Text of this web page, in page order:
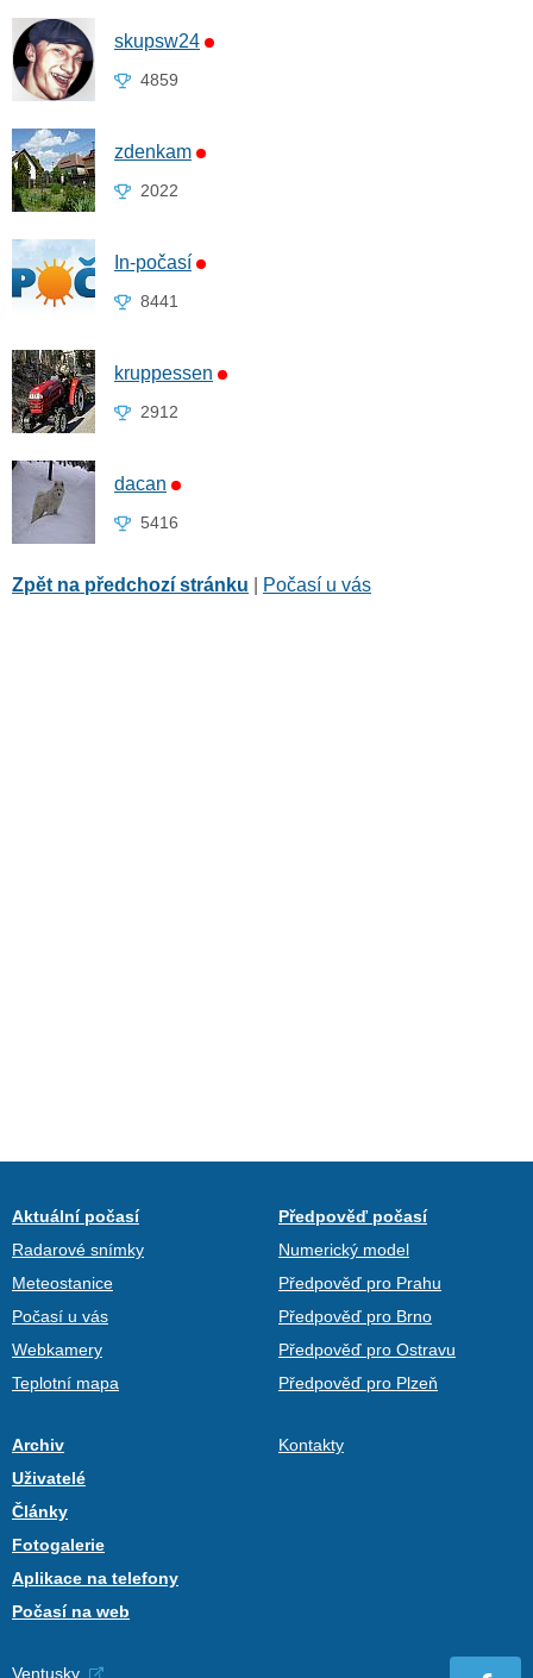
skupsw24
4859
zdenkam
2022
In-počasí
8441
kruppessen
2912
dacan
5416
Zpět na předchozí stránku Počasí u vás
Aktuální počasí
Radarové snímky
Meteostanice
Počasí u vás
Webkamery
Teplotní mapa
Předpověď počasí
Numerický model
Předpověď pro Prahu
Předpověď pro Brno
Předpověď pro Ostravu
Předpověď pro Plzeň
Archiv
Uživatelé
Články
Fotogalerie
Aplikace na telefony
Počasí na web
Kontakty
Ventusky